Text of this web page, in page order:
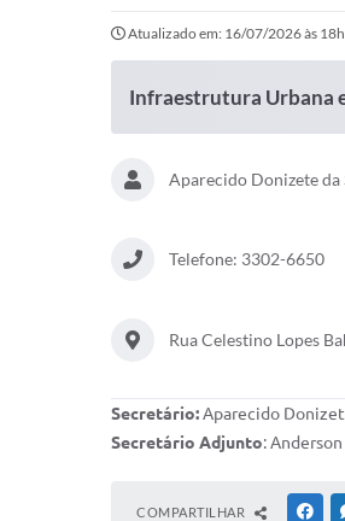
Atualizado em: 16/07/2026 às
Infraestrutura Urbana
Aparecido Donizete da
Telefone: 3302-6650
Rua Celestino Lopes
Secretário:Aparecido
Secretário Adjunto:
COMPARTILHAR